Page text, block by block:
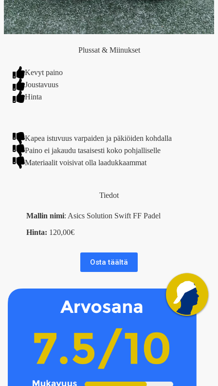
Plussat & Miinukset
Kevyt paino
Joustavuus
Hinta
Kapea istuvuus varpaiden ja päkiöiden kohdalla
Paino ei jakaudu tasaisesti koko pohjalliselle
Materiaalit voisivat olla laadukkaammat
Tiedot
Mallin nimi: Asics Solution Swift FF Padel
Hinta: 120,00€
Osta täältä